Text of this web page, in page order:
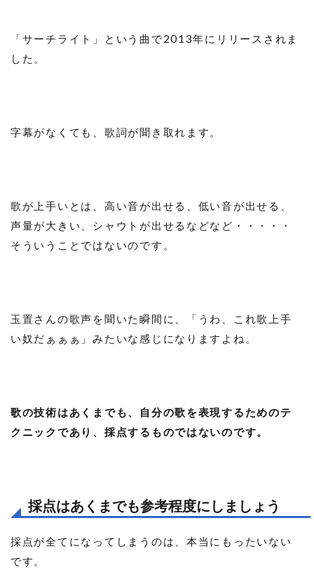
「サーチライト」という曲で2013年にリリースされま
した。
字幕がなくても、歌詞が聞き取れます。
歌が上手いとは、高い音が出せる、低い音が出せる、
声量が大きい、シャウトが出せるなどなど・・・・・
そういうことではないのです。
玉置さんの歌声を聞いた瞬間に、「うわ、これ歌上手
い奴だぁぁぁ」みたいな感じになりますよね。
歌の技術はあくまでも、自分の歌を表現するためのテ
クニックであり、採点するものではないのです。
採点はあくまでも参考程度にしましょう
採点が全てになってしまうのは、本当にもったいない
です。